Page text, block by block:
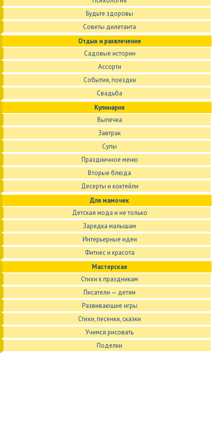
Будьте здоровы
Советы дилетанта
Отдых и развлечения
Садовые истории
Ассорти
События, поездки
Свадьба
Кулинария
Выпечка
Завтрак
Супы
Праздничное меню
Вторые блюда
Десерты и коктейли
Для мамочек
Детская мода и не только
Зарядка малышам
Интерьерные идеи
Фитнес и красота
Мастерская
Стихи к праздникам
Писатели — детям
Развивающие игры
Стихи, песенки, сказки
Учимся рисовать
Поделки